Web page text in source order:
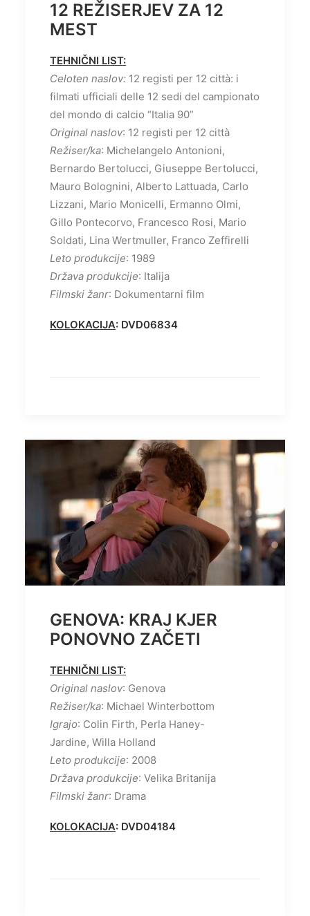
12 REŽISERJEV ZA 12
MEST
TEHNIČNI LIST:
Celoten naslov: 12 registi per 12 città: i
filmati ufficiali delle 12 sedi del campionato
del mondo di calcio “Italia 90”
Original naslov: 12 registi per 12 città
Režiser/ka: Michelangelo Antonioni,
Bernardo Bertolucci, Giuseppe Bertolucci,
Mauro Bolognini, Alberto Lattuada, Carlo
Lizzani, Mario Monicelli, Ermanno Olmi,
Gillo Pontecorvo, Francesco Rosi, Mario
Soldati, Lina Wertmuller, Franco Zeffirelli
Leto produkcije: 1989
Država produkcije: Italija
Filmski žanr: Dokumentarni film
KOLOKACIJA: DVD06834
GENOVA: KRAJ KJER
PONOVNO ZAČETI
TEHNIČNI LIST:
Original naslov: Genova
Režiser/ka: Michael Winterbottom
Igrajo: Colin Firth, Perla Haney-
Jardine, Willa Holland
Leto produkcije: 2008
Država produkcije: Velika Britanija
Filmski žanr: Drama
KOLOKACIJA: DVD04184